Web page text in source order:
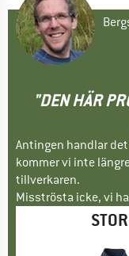
"DEN HÄR
Antingen handlar
kommer vi inte
tillverkaren.
Misströsta icke, vi